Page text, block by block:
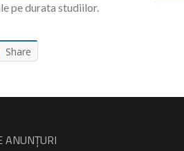
pe durata studiilor.
Share
ANUNȚURI